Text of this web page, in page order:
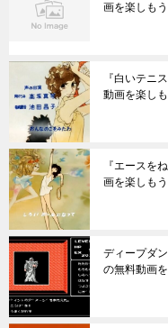
画を楽しも
『白いテニ
動画を楽しも
『エースを
画を楽しもう
ディープダ
の無料動画